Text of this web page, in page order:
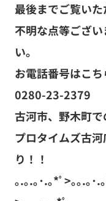
最後までご覧いた
不明な点等ござ
い。
お電話番号はこ
0280-23-2379
古河市、野木町
プロタイムズ古
り！！
｡.｡.｡･.｡*ﾟ>｡｡.｡･.